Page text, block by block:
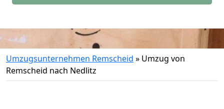
Umzugsunternehmen Remscheid » Umzug von
Remscheid nach Nedlitz